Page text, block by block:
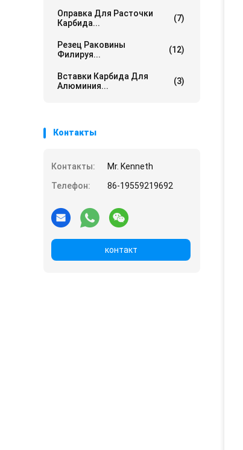
Оправка Для Расточки
Карбида...
(7)
Резец Раковины
Филируя...
(12)
Вставки Карбида Для
Алюминия...
(3)
Контакты
Контакты:
Mr. Kenneth
Телефон:
86-19559219692
контакт